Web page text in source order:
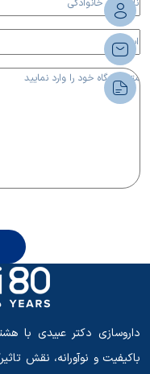
داروسازی دکتر عبیدی با
باکیفیت و نوآورانه، نقش